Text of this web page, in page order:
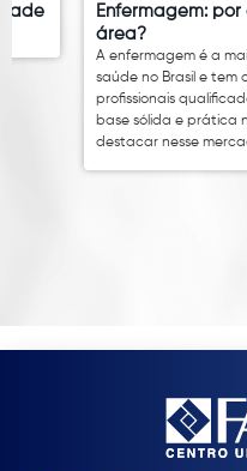
Enfermagem:
área?
A enfermagem é a
saúde no Brasil e
profissionais
base sólida e prática
destacar nesse